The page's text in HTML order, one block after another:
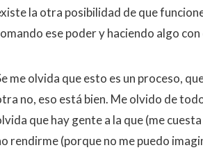
la otra posibilidad de que
ese poder y haciendo algo con
me olvida que esto es un proceso,
no, eso está bien. Me olvido de
que hay gente a la que (me
rendirme (porque no me puedo